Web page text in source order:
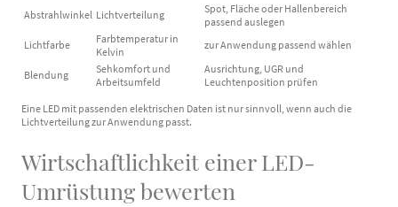
Abstrahlwinkel Lichtverteilung
Spot, Fläche oder Hallenbereich
passend auslegen
Lichtfarbe
Farbtemperatur in
Kelvin
zur Anwendung passend wählen
Blendung
Sehkomfort und
Arbeitsumfeld
Ausrichtung, UGR und
Leuchtenposition prüfen
Eine LED mit passenden elektrischen Daten ist nur sinnvoll, wenn auch die
Lichtverteilung zur Anwendung passt.
Wirtschaftlichkeit einer LED-
Umrüstung bewerten